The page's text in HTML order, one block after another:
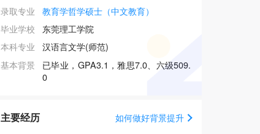
录取专业
教育学哲学硕士（中文教育）
毕业学校
东莞理工学院
本科专业
汉语言文学(师范)
基本背景
已毕业，GPA3.1，雅思7.0、六级509.
0
主要经历
如何做好背景提升